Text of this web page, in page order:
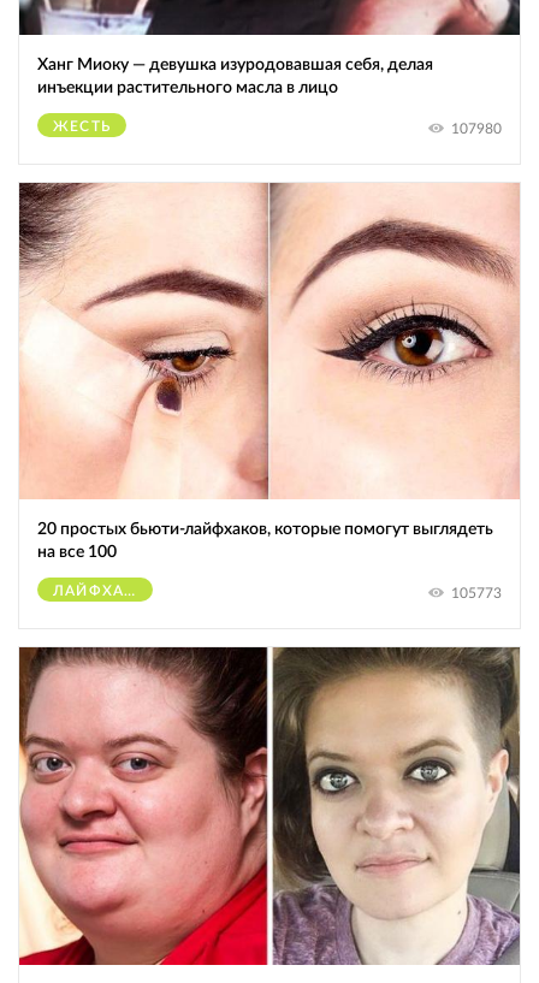
Ханг Миоку — девушка изуродовавшая себя, делая
инъекции растительного масла в лицо
ЖЕСТЬ 107980
20 простых бьюти-лайфхаков, которые помогут выглядеть
на все 100
ЛАЙФХАКИ 105773